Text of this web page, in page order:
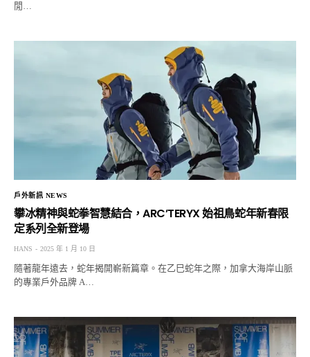
閒…
戶外新訊 NEWS
攀冰精神與蛇拳智慧結合，ARC’TERYX 始祖鳥蛇年新春限
定系列全新登場
HANS 2025 年 1 月 10 日
隨著龍年遠去，蛇年揭開嶄新篇章。在乙巳蛇年之際，加拿大海岸山脈
的專業戶外品牌 A…